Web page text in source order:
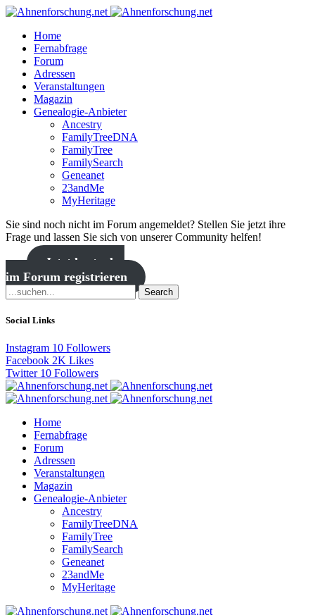
Home
Fernabfrage
Forum
Adressen
Veranstaltungen
Magazin
Genealogie-Anbieter
Ancestry
FamilyTreeDNA
FamilyTree
FamilySearch
Geneanet
23andMe
MyHeritage
Sie sind noch nicht im Forum angemeldet? Stellen Sie jetzt ihre
Frage und lassen Sie sich von unserer Community helfen!
Jetzt kostenlos
im Forum registrieren
Search
Social Links
Instagram 10 Followers
Facebook 2K Likes
Twitter 10 Followers
Home
Fernabfrage
Forum
Adressen
Veranstaltungen
Magazin
Genealogie-Anbieter
Ancestry
FamilyTreeDNA
FamilyTree
FamilySearch
Geneanet
23andMe
MyHeritage